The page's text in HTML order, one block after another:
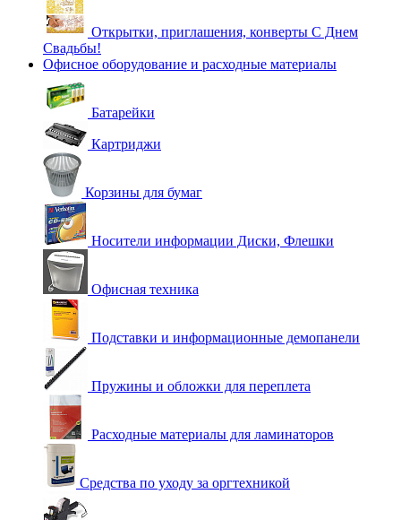
Открытки, приглашения, конверты С Днем
Свадьбы!
Офисное оборудование и расходные материалы
Батарейки
Картриджи
Корзины для бумаг
Носители информации Диски, Флешки
Офисная техника
Подставки и информационные демопанели
Пружины и обложки для переплета
Расходные материалы для ламинаторов
Средства по уходу за оргтехникой